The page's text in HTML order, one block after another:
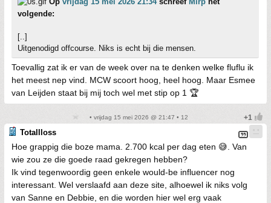
volgende:
[..]
Uitgenodigd offcourse. Niks is echt bij die mensen.
Toevallig zat ik er van de week over na te denken welke fluflu ik
het meest nep vind. MCW scoort hoog, heel hoog. Maar Esmee
van Leijden staat bij mij toch wel met stip op 1 🏆
• vrijdag 15 mei 2026 @ 21:47 • 12
Totallloss
Hoe grappig die boze mama. 2.700 kcal per dag eten 😅. Van
wie zou ze die goede raad gekregen hebben?
Ik vind tegenwoordig geen enkele would-be influencer nog
interessant. Wel verslaafd aan deze site, alhoewel ik niks volg
van Sanne en Debbie, en die worden hier wel erg vaak